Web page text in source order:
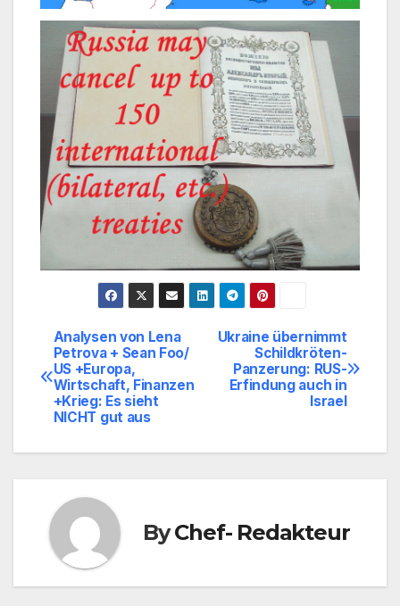
Beitragsnavigation
Ukraine übernimmt
Schildkröten-
Panzerung: RUS-
Erfindung auch in
Israel
Analysen von Lena
Petrova + Sean Foo/
US +Europa,
Wirtschaft, Finanzen
+Krieg: Es sieht
NICHT gut aus
ByChef- Redakteur